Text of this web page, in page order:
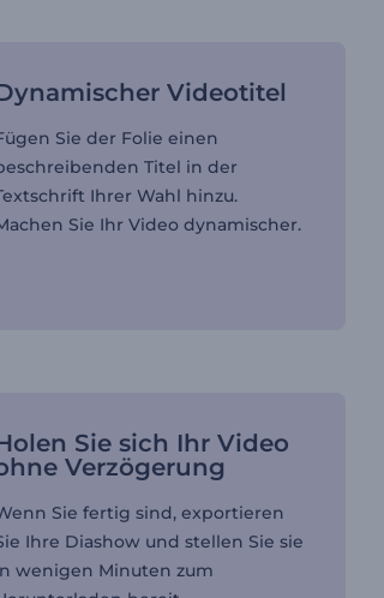
Videotitel
Sie der Folie einen
Titel in der
Ihrer Wahl hinzu.
Sie Ihr Video dynamischer.
Sie sich Ihr Video
Verzögerung
Sie fertig sind, exportieren
Ihre Diashow und stellen Sie sie
wenigen Minuten zum